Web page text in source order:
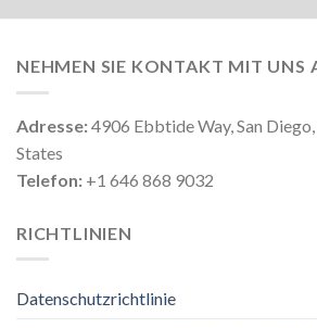
NEHMEN SIE KONTAKT MIT UNS
Adresse:4906 Ebbtide Way, San
States
Telefon: +1 646 868 9032
RICHTLINIEN
Datenschutzrichtlinie